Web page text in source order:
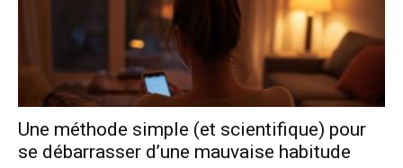
Une méthode simple (et scientifique) pour
se débarrasser d’une mauvaise habitude